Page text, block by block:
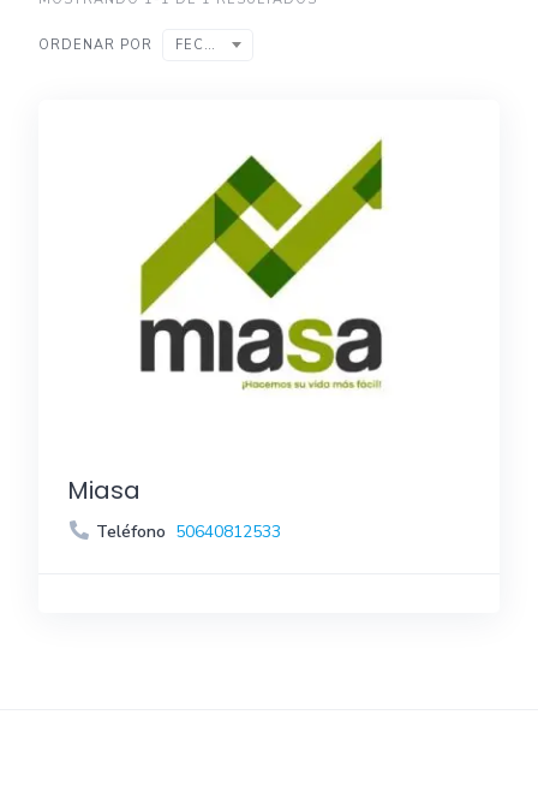
ORDENAR POR FECHA
Miasa
Teléfono 50640812533